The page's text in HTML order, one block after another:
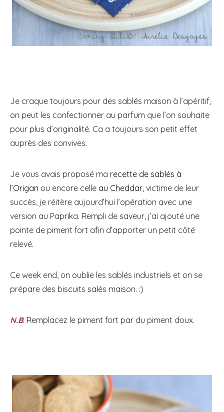
Je craque toujours pour des sablés maison à l’apéritif,
on peut les confectionner au parfum que l’on souhaite
pour plus d’originalité. Ca a toujours son petit effet
auprès des convives.
Je vous avais proposé ma recette de sablés à
l’Origan ou encore celle au Cheddar , victime de leur
succès, je réitère aujourd’hui l’opération avec une
version au Paprika. Rempli de saveur, j’ai ajouté une
pointe de piment fort afin d’apporter un petit côté
relevé.
Ce week end, on oublie les sablés industriels et on se
prépare des biscuits salés maison. :)
N.B: Remplacez le piment fort par du piment doux.